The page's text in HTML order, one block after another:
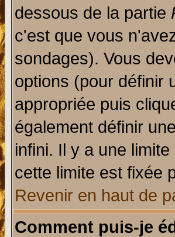
dessous de la partie
c'est que vous
sondages). Vous
options (pour définir
appropriée puis
également définir
infini. Il y a une
cette limite est fixée
Revenir en haut de
Comment puis-je